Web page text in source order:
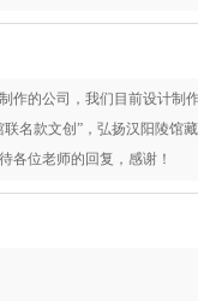
作的公司，我们目前设计制
名款文创”，弘扬汉阳陵馆
各位老师的回复，感谢！